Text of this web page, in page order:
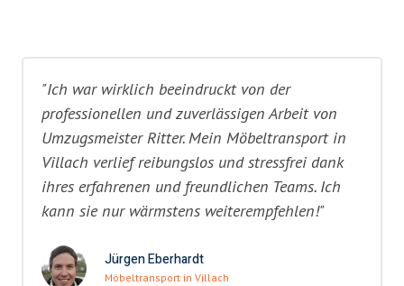
"Ich war wirklich beeindruckt von der
professionellen und zuverlässigen Arbeit von
Umzugsmeister Ritter. Mein Möbeltransport in
Villach verlief reibungslos und stressfrei dank
ihres erfahrenen und freundlichen Teams. Ich
kann sie nur wärmstens weiterempfehlen!"
Jürgen Eberhardt
Möbeltransport in Villach